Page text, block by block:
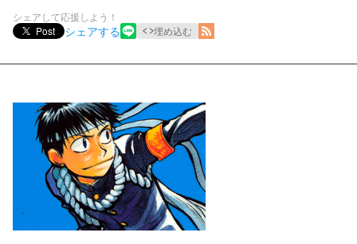
シェアして応援しよう！
Post
シェアする 埋め込む